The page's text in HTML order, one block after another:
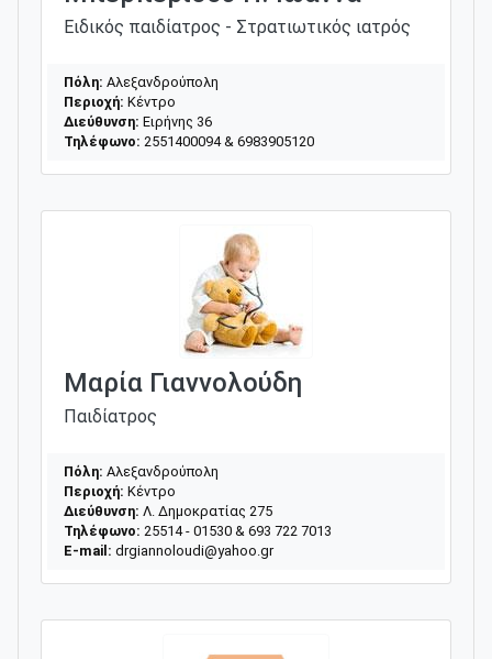
Ειδικός παιδίατρος - Στρατιωτικός ιατρός
Πόλη: Αλεξανδρούπολη
Περιοχή: Κέντρο
Διεύθυνση: Ειρήνης 36
Τηλέφωνο: 2551400094 & 6983905120
Μαρία Γιαννολούδη
Παιδίατρος
Πόλη: Αλεξανδρούπολη
Περιοχή: Κέντρο
Διεύθυνση: Λ. Δημοκρατίας 275
Τηλέφωνο: 25514 - 01530 & 693 722 7013
E-mail: drgiannoloudi@yahoo.gr